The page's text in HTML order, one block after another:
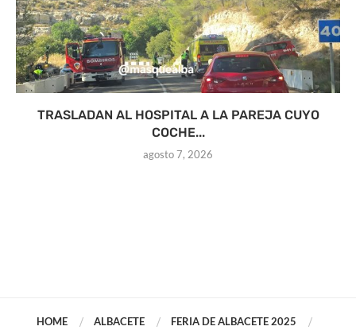
TRASLADAN AL HOSPITAL A LA PAREJA CUYO
COCHE...
agosto 7, 2026
HOME ALBACETE
FERIA DE ALBACETE 2025